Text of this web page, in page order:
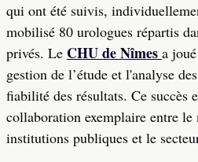
qui ont été suivis,
mobilisé 80 urologues répartis
privés. Le CHU de Nîmes a
gestion de l’étude et l'analyse
fiabilité des résultats. Ce succès
collaboration exemplaire entre
institutions publiques et le